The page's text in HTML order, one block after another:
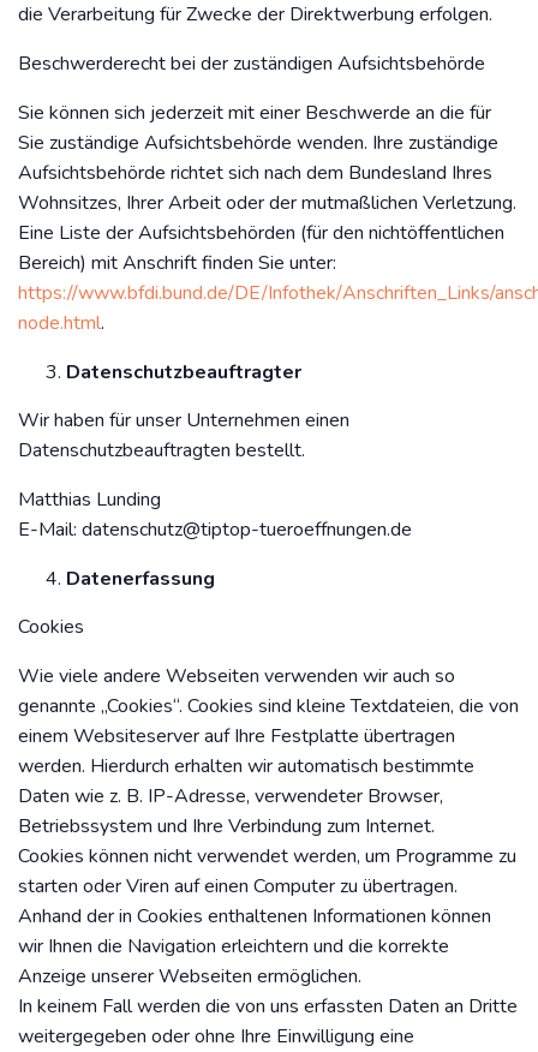
die Verarbeitung für Zwecke der Direktwerbung erfolgen.
Beschwerderecht bei der zuständigen Aufsichtsbehörde
Sie können sich jederzeit mit einer Beschwerde an die für
Sie zuständige Aufsichtsbehörde wenden. Ihre zuständige
Aufsichtsbehörde richtet sich nach dem Bundesland Ihres
Wohnsitzes, Ihrer Arbeit oder der mutmaßlichen Verletzung.
Eine Liste der Aufsichtsbehörden (für den nichtöffentlichen
Bereich) mit Anschrift finden Sie unter:
https://www.bfdi.bund.de/DE/Infothek/Anschriften_Links/
node.html.
Datenschutzbeauftragter
Wir haben für unser Unternehmen einen
Datenschutzbeauftragten bestellt.
Matthias Lunding
E-Mail: datenschutz@tiptop-tueroeffnungen.de
Datenerfassung
Cookies
Wie viele andere Webseiten verwenden wir auch so
genannte „Cookies“. Cookies sind kleine Textdateien, die von
einem Websiteserver auf Ihre Festplatte übertragen
werden. Hierdurch erhalten wir automatisch bestimmte
Daten wie z. B. IP-Adresse, verwendeter Browser,
Betriebssystem und Ihre Verbindung zum Internet.
Cookies können nicht verwendet werden, um Programme zu
starten oder Viren auf einen Computer zu übertragen.
Anhand der in Cookies enthaltenen Informationen können
wir Ihnen die Navigation erleichtern und die korrekte
Anzeige unserer Webseiten ermöglichen.
In keinem Fall werden die von uns erfassten Daten an Dritte
weitergegeben oder ohne Ihre Einwilligung eine